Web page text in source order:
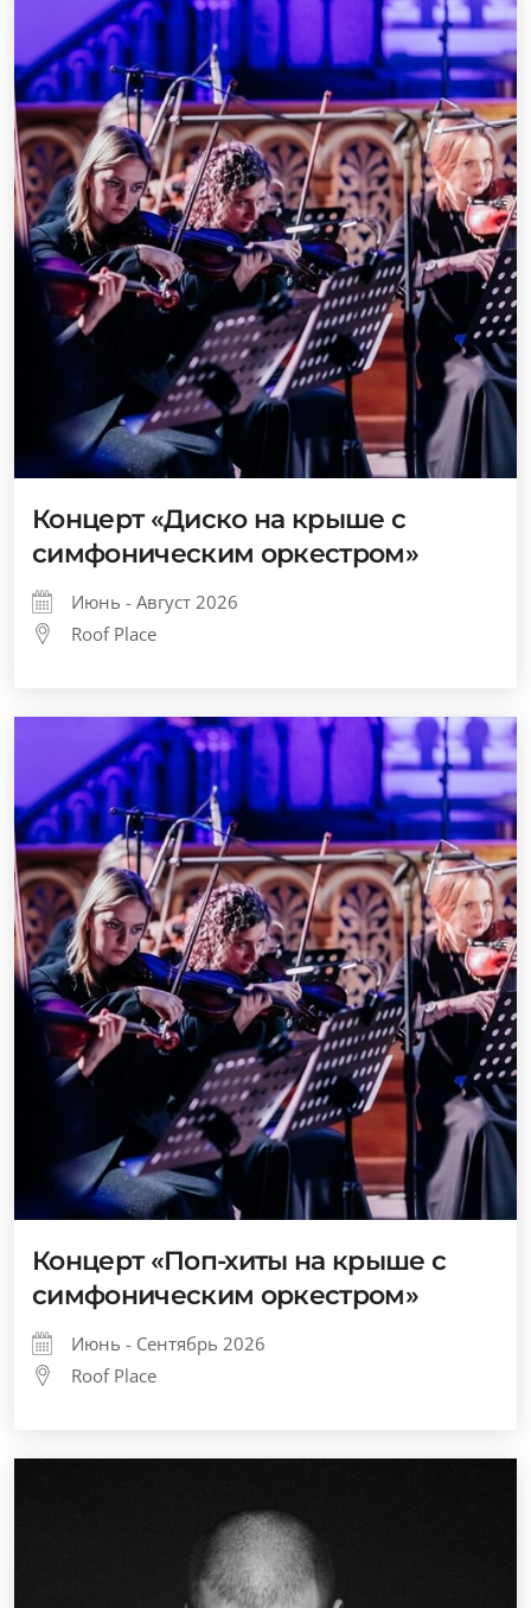
Концерт «Диско на крыше с
симфоническим оркестром»
Июнь - Август 2026
Roof Place
Концерт «Поп-хиты на крыше с
симфоническим оркестром»
Июнь - Сентябрь 2026
Roof Place